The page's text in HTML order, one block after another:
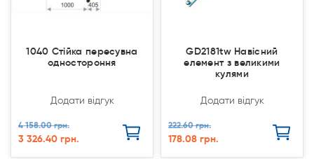
1040 Стійка пересувна
одностороння
Додати відгук
4 158.00 грн.
3 326.40 грн.
GD2181tw Навісний
елемент з великими
кулями
Додати відгук
222.60 грн.
178.08 грн.